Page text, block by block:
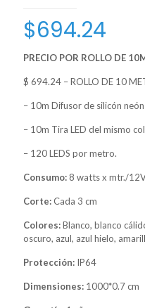
$694.24
PRECIO POR ROLLO DE
$ 694.24 – ROLLO DE 10
– 10m Difusor de silicón
– 10m Tira LED del mismo
– 120 LEDS por metro.
Consumo: 8 watts x mtr./
Corte:Cada 3 cm
Colores:Blanco, blanco
oscuro, azul, azul hielo,
Protección: IP64
Dimensiones: 1000*0.7 cm